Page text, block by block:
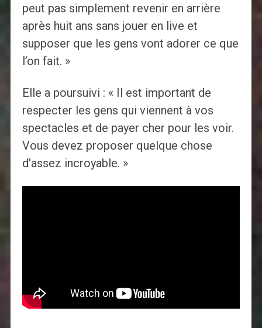
peut pas simplement revenir en arrière
après huit ans sans jouer en live et
supposer que les gens vont adorer ce que
l’on fait. »
Elle a poursuivi : « Il est important de
respecter les gens qui viennent à vos
spectacles et de payer cher pour les voir.
Vous devez proposer quelque chose
d'assez incroyable. »